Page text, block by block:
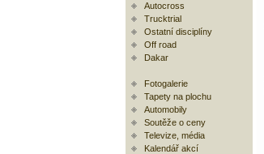
Autocross
Trucktrial
Ostatní disciplíny
Off road
Dakar
Fotogalerie
Tapety na plochu
Automobily
Soutěže o ceny
Televize, média
Kalendář akcí